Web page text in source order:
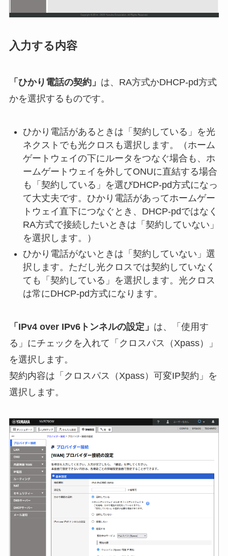
入力する内容
「ひかり電話の契約」 は、RA方式かDHCP-pd方式
かを選択するものです。
ひかり電話があるときは「契約している」を光
ネクストでも光クロスも選択します。（ホーム
ゲートウェイの下にルータをつなぐ場合も、ホ
ームゲートウェイを外してONUに直結する場合
も「契約している」を選びDHCP-pd方式になっ
て大丈夫です。ひかり電話があってホームゲー
トウェイ直下につなぐとき、DHCP-pdではなく
RA方式で接続したいときは「契約していない」
を選択します。）
ひかり電話がないときは「契約していない」選
択します。ただし光クロスでは契約していなく
ても「契約している」を選択します。光クロス
は常にDHCP-pd方式になります。
「IPv4 over IPv6トンネルの設定」 は、「使用す
る」にチェックを入れて「クロスパス（Xpass）」
を選択します。
契約内容は「クロスパス（Xpass）可変IP契約」を
選択します。